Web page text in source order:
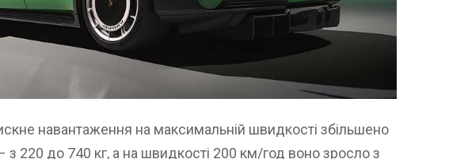
навантаження на максимальній швидкості збільшено
з 220 до 740 кг, а на швидкості 200 км/год воно зросло з